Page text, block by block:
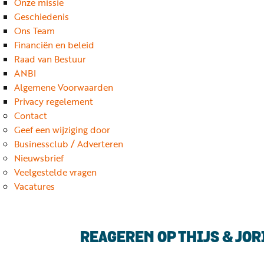
Geschiedenis
Ons Team
Financiën en beleid
Raad van Bestuur
ANBI
Algemene Voorwaarden
Privacy regelement
Contact
Geef een wijziging door
Businessclub / Adverteren
Nieuwsbrief
Veelgestelde vragen
Vacatures
REAGEREN OP THIJS &